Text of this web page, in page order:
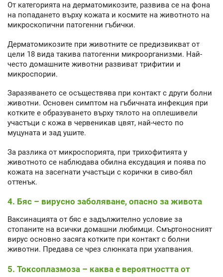
От категорията на дерматомикозите, развива се на фона
на попадането върху кожата и космите на животното на
микроскопични патогенни гъбички.
Дерматомикозите при животните се предизвикват от
цели 18 вида такива патогенни микроорганизми. Най-
често домашните животни развиват трифитии и
микроспории.
Заразяването се осъществява при контакт с други болни
животни. Основен симптом на гъбичната инфекция при
котките е образуването върху тялото на оплешивели
участъци с кожа в червеникав цвят, най-често по
муцуната и зад ушите.
За разлика от микроспорията, при трихофитията у
животното се наблюдава обилна ексудация и поява по
кожата на засегнати участъци с корички в сиво-бял
оттенък.
4. Бяс – вирусно заболяване, опасно за живота
Ваксинацията от бяс е задължително условие за
стопаните на всички домашни любимци. Смъртоносният
вирус основно засяга котките при контакт с болни
животни. Предава се чрез слюнката при ухапвания.
5. Токсоплазмоза – каква е вероятността от